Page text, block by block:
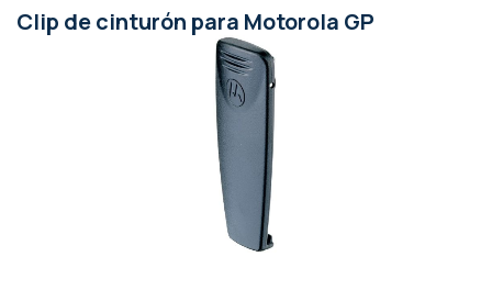
Clip de cinturón para Motorola GP